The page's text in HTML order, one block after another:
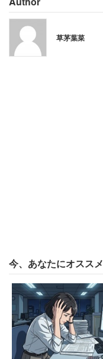
草茅葉菜
今、あなたにオススメ